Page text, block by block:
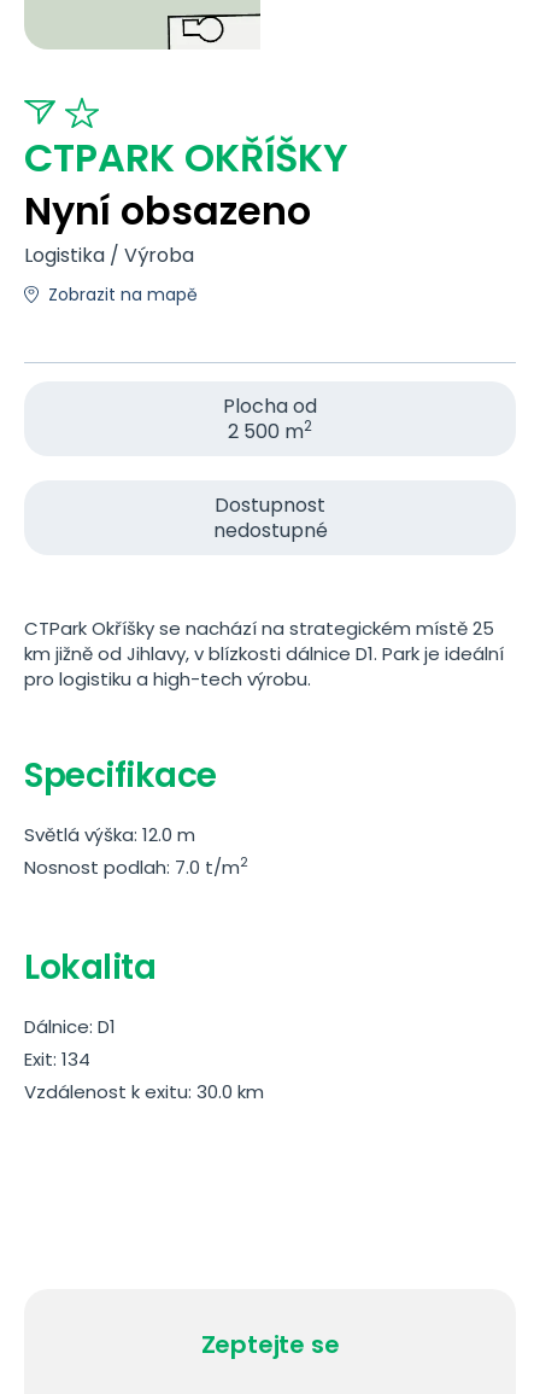
CTPARK OKŘÍŠKY
Nyní obsazeno
Logistika / Výroba
Zobrazit na mapě
Plocha od
2 500 m2
Dostupnost
nedostupné
CTPark Okříšky se nachází na strategickém místě 25
km jižně od Jihlavy, v blízkosti dálnice D1. Park je ideální
pro logistiku a high-tech výrobu.
Specifikace
Světlá výška: 12.0 m
Nosnost podlah: 7.0 t/m2
Lokalita
Dálnice: D1
Exit: 134
Vzdálenost k exitu: 30.0 km
Zeptejte se